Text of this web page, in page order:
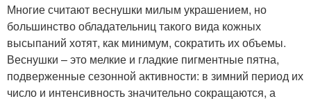
Многие считают веснушки милым украшением, но
большинство обладательниц такого вида кожных
высыпаний хотят, как минимум, сократить их объемы.
Веснушки – это мелкие и гладкие пигментные пятна,
подверженные сезонной активности: в зимний период их
число и интенсивность значительно сокращаются, а